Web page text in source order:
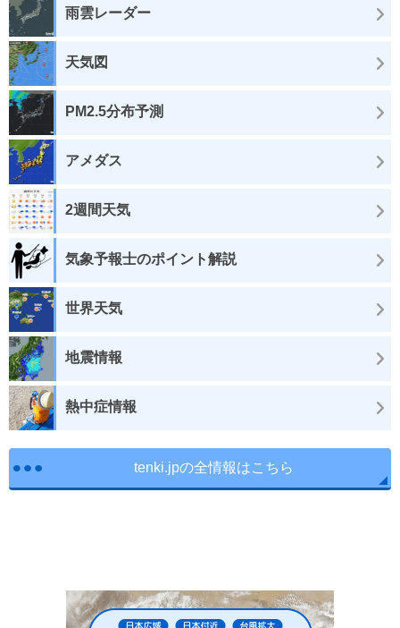
雨雲レーダー
天気図
PM2.5分布予測
アメダス
2週間天気
気象予報士のポイント解説
世界天気
地震情報
熱中症情報
tenki.jpの全情報はこちら